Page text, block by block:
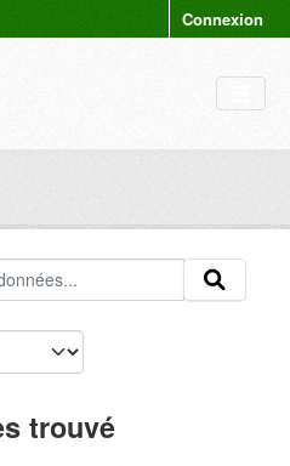
Connexion
trouvé